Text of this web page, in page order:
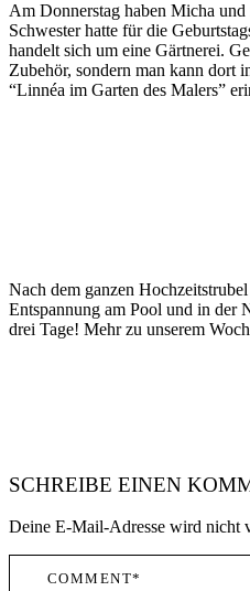
Am Donnerstag haben Micha und
Schwester hatte für die
handelt sich um eine Gärtnerei.
Zubehör, sondern man kann dort
“Linnéa im Garten des Malers”
Nach dem ganzen
Entspannung am Pool und in der
drei Tage! Mehr zu unserem
SCHREIBE EINEN
Deine E-Mail-Adresse wird nicht